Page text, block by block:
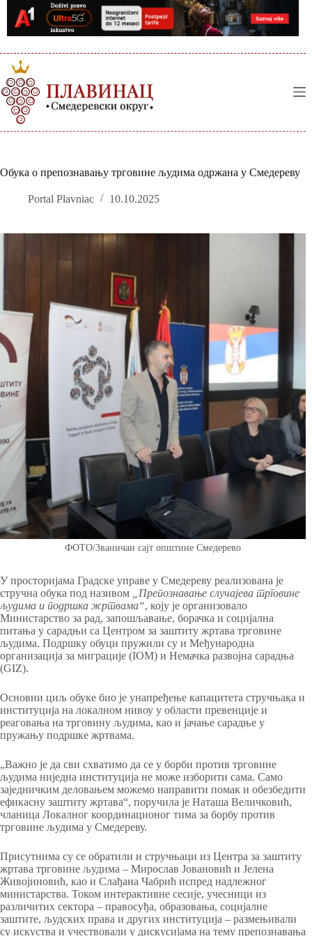
content
Обука о препознавању трговине људима одржана у Смедереву
Portal Plavniac 10.10.2025
ФОТО/Званичан сајт општине Смедерево
У просторијама Градске управе у Смедереву реализована је
стручна обука под називом
„Препознавање случајева трговине
људима и подршка жртвама“, коју је организовало
Министарство за рад, запошљавање, борачка и социјална
питања у сарадњи са Центром за заштиту жртава трговине
људима. Подршку обуци пружили су и Међународна
организација за миграције (IOM) и Немачка развојна сарадња
(GIZ).
Основни циљ обуке био је унапређење капацитета стручњака и
институција на локалном нивоу у области превенције и
реаговања на трговину људима, као и јачање сарадње у
пружању подршке жртвама.
„Важно је да сви схватимо да се у борби против трговине
људима ниједна институција не може изборити сама. Само
заједничким деловањем можемо направити помак и обезбедити
ефикасну заштиту жртава“, поручила је Наташа Величковић,
чланица Локалног координационог тима за борбу против
трговине људима у Смедереву.
Присутнима су се обратили и стручњаци из Центра за заштиту
жртава трговине људима – Мирослав Јовановић и Јелена
Живојиновић, као и Слађана Чабрић испред надлежног
министарства. Током интерактивне сесије, учесници из
различитих сектора – правосуђа, образовања, социјалне
заштите, људских права и других институција – размењивали
су искуства и учествовали у дискусијама на тему препознавања